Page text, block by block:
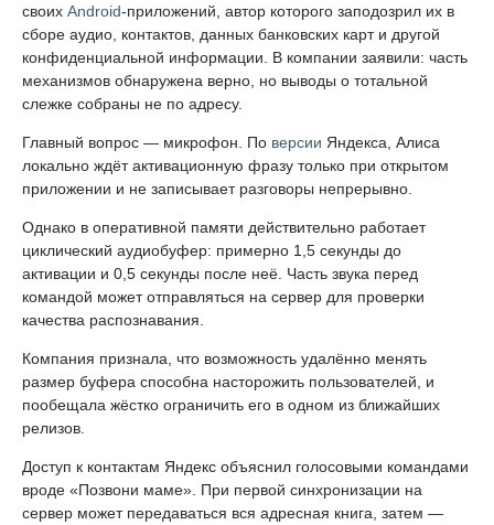
своих Android-приложений, автор которого заподозрил их в
сборе аудио, контактов, данных банковских карт и другой
конфиденциальной информации. В компании заявили: часть
механизмов обнаружена верно, но выводы о тотальной
слежке собраны не по адресу.
Главный вопрос — микрофон. По версии Яндекса, Алиса
локально ждёт активационную фразу только при открытом
приложении и не записывает разговоры непрерывно.
Однако в оперативной памяти действительно работает
циклический аудиобуфер: примерно 1,5 секунды до
активации и 0,5 секунды после неё. Часть звука перед
командой может отправляться на сервер для проверки
качества распознавания.
Компания признала, что возможность удалённо менять
размер буфера способна насторожить пользователей, и
пообещала жёстко ограничить его в одном из ближайших
релизов.
Доступ к контактам Яндекс объяснил голосовыми командами
вроде «Позвони маме». При первой синхронизации на
сервер может передаваться вся адресная книга, затем —